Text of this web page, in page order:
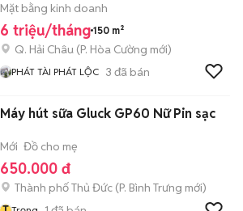
Mặt bằng kinh doanh
6 triệu/tháng 150 m²
Q. Hải Châu (P. Hòa Cường mới)
PHÁT TÀI PHÁT LỘC 3 đã bán
Máy hút sữa Gluck GP60 Nữ Pin sạc
Mới Đồ cho mẹ
650.000 đ
Thành phố Thủ Đức (P. Bình Trưng mới)